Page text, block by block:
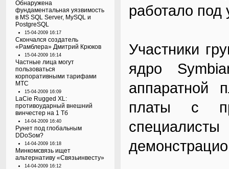
Обнаружена
фундаментальная уязвимость
в MS SQL Server, MySQL и
PostgreSQL
15-04-2009 16:17
Скончался создатель
«Рамблера» Дмитрий Крюков
15-04-2009 16:14
Частные лица могут
пользоваться
корпоративными тарифами
МТС
15-04-2009 16:09
LaCie Rugged XL:
противоударный внешний
винчестер на 1 Тб
14-04-2009 16:40
Рунет под глобальным
DDoSом?
14-04-2009 16:18
Минкомсвязь ищет
альтернативу «Связьинвесту»
14-04-2009 16:12
работало под
Участники
ядро
аппаратной
платы с